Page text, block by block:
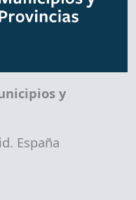
y
España